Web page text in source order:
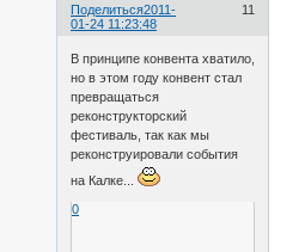
Поделиться 11
2011-
01-24 11:23:48
В принципе конвента хватило,
но в этом году конвент стал
превращаться
реконструкторский
фестиваль, так как мы
реконструировали события
на Калке...
0